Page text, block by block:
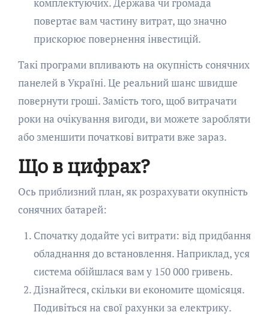
комплектуючих. Держава чи громада
повертає вам частину витрат, що значно
прискорює повернення інвестицій.
Такі програми впливають на окупність сонячних
панелей в Україні. Це реальний шанс швидше
повернути гроші. Замість того, щоб витрачати
роки на очікування вигоди, ви можете заробляти
або зменшити початкові витрати вже зараз.
Що в цифрах?
Ось приблизний план, як розрахувати окупність
сонячних батарей:
Спочатку додайте усі витрати: від придбання
обладнання до встановлення. Наприклад, уся
система обійшлася вам у 150 000 гривень.
Дізнайтеся, скільки ви економите щомісяця.
Подивіться на свої рахунки за електрику.